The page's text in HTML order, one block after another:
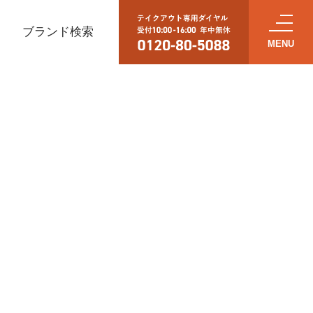
ブランド検索